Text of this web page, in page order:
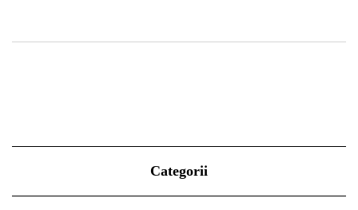
Categorii